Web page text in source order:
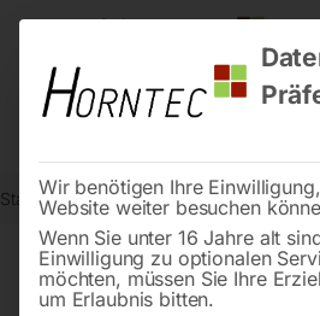
Start Schweisstechnologie Autogen-
Wir benötigen Ihre
Website weiter besuchen
Wenn Sie unter 16 Jahre alt
Einwilligung zu optionalen
möchten, müssen Sie Ihre
um Erlaubnis bitten.